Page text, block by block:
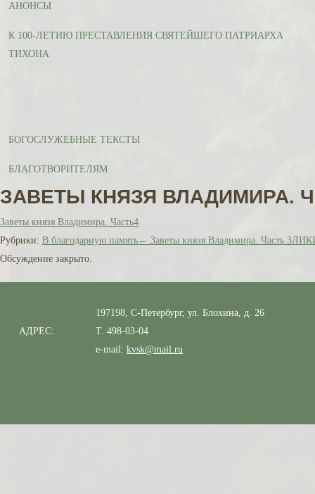
АНОНСЫ
К 100-ЛЕТИЮ ПРЕСТАВЛЕНИЯ СВЯТЕЙШЕГО ПАТРИАРХА
ТИХОНА
БОГОСЛУЖЕБНЫЕ ТЕКСТЫ
БЛАГОТВОРИТЕЛЯМ
ЗАВЕТЫ КНЯЗЯ ВЛАДИМИРА.
Заветы князя Владимира. Часть4
Рубрики: В благодарную память ← Заветы князя Владимира. Часть 3
Обсуждение закрыто.
АДРЕС:
197198, С-Петербург, ул. Блохина, д. 26
Т. 498-03-04
e-mail: kvsk@mail.ru